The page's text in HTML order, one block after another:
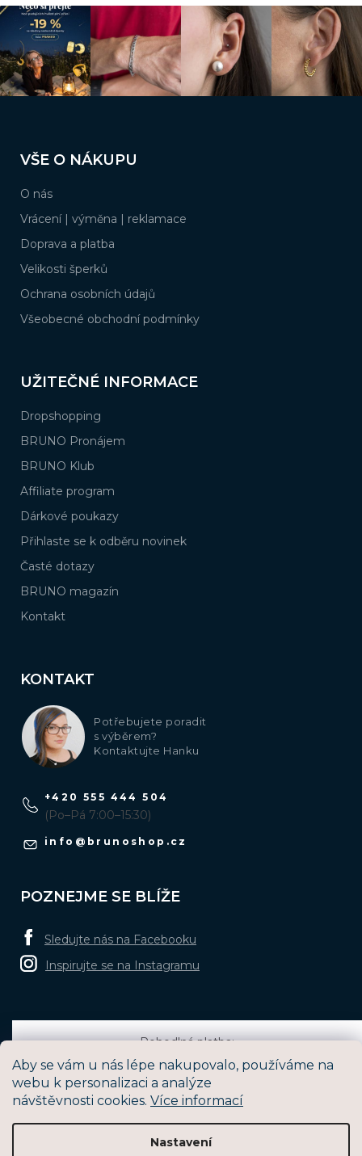
Aby se vám u nás lépe nakupovalo, používáme na
webu k personalizaci a analýze
návštěvnosti cookies. Více informací
Nastavení
v
k
y
v
ý
p
pVŠE O NÁKUPU
O nás
Vrácení | výměna | reklamace
Doprava a platba
Velikosti šperků
Ochrana osobních údajů
Všeobecné obchodní podmínky
UŽITEČNÉ INFORMACE
Dropshopping
BRUNO Pronájem
BRUNO Klub
Affiliate program
Dárkové poukazy
Přihlaste se k odběru novinek
Časté dotazy
BRUNO magazín
Kontakt
KONTAKT
Potřebujete poradit
s výběrem?
Kontaktujte Hanku
info @ brunoshop.cz
+420 555 444 504
(Po–Pá 7:00–15:30)
POZNEJME SE BLÍŽE
Sledujte nás na Facebooku
Inspirujte se na Instagramu
Pohodlná platba: